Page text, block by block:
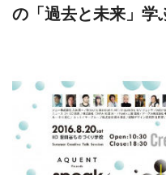
の「過去と未来」学